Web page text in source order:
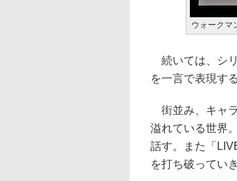
ウォークマ
続いては、シ
を一言で表現す
街並み、キャ
溢れている世界
話す。また「
を打ち破ってい